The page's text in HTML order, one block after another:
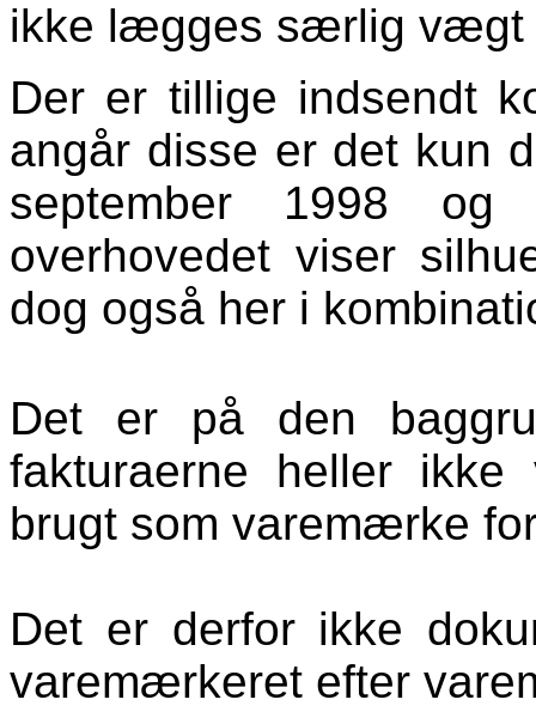
ikke lægges særlig vægt
Der er tillige indsendt
angår disse er det kun
september 1998
overhovedet viser
dog også her i
Det er på den
fakturaerne heller ikke
brugt som varemærke
Det er derfor ikke
varemærkeret efter